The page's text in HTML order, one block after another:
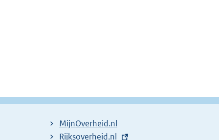
MijnOverheid.nl
E
Rijksoverheid.nl